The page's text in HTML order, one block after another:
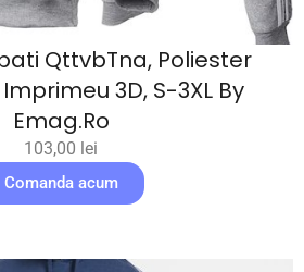
QttvbTna, Poliester
3D, S-3XL By
Emag.ro
103,00 lei
Comanda acum